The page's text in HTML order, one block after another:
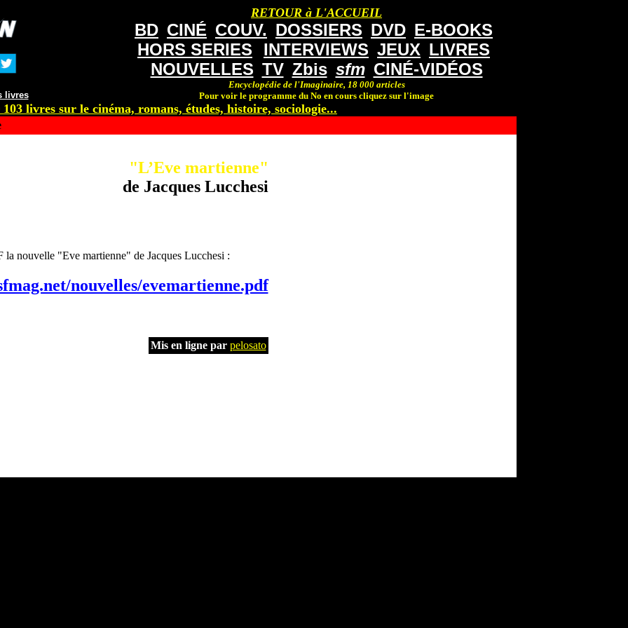
livres
RETOUR à L'ACCUEIL
BD CINÉ COUV. DOSSIERS DVD E-BOOKS
HORS SERIES
INTERVIEWS JEUX LIVRES
NOUVELLES TV Zbis sfm CINÉ-VIDÉOS
Encyclopédie de l'Imaginaire, 18 000 articles
Pour voir le programme du No en cours cliquez sur l'image
livres sur le cinéma, romans, études, histoire, sociologie...
"L’Eve martienne"
de Jacques Lucchesi
la nouvelle "Eve martienne" de Jacques Lucchesi :
nouvelles/evemartienne.pdf
Mis en ligne par pelosato